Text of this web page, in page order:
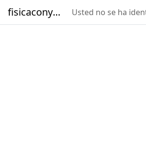
fisicaconyirsen Usted no se ha